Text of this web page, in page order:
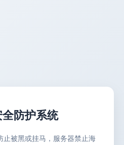
防护系统
止被黑或挂马，服务器禁止海